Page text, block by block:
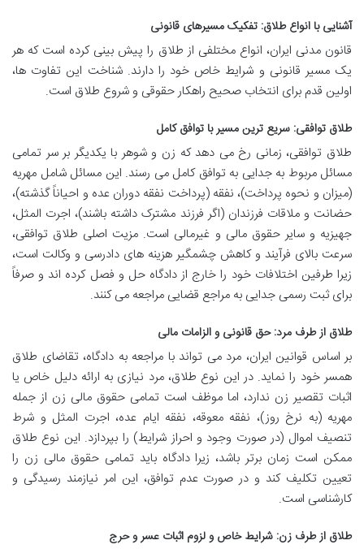
آشنایی با انواع طلاق: تفکیک مسیرهای قانونی
قانون مدنی ایران، انواع مختلفی از طلاق را پیش بینی کرده است که هر
یک مسیر قانونی و شرایط خاص خود را دارند. شناخت این تفاوت ها،
اولین قدم برای انتخاب صحیح راهکار حقوقی و شروع طلاق است.
طلاق توافقی: سریع ترین مسیر با توافق کامل
طلاق توافقی، زمانی رخ می دهد که زن و شوهر با یکدیگر بر سر تمامی
مسائل مربوط به جدایی به توافق کامل می رسند. این مسائل شامل مهریه
(میزان و نحوه پرداخت)، نفقه (پرداخت نفقه دوران عده و احیاناً گذشته)،
حضانت و ملاقات فرزندان (اگر فرزند مشترک داشته باشند)، اجرت المثل،
جهیزیه و سایر حقوق مالی و غیرمالی است. مزیت اصلی طلاق توافقی،
سرعت بالای فرآیند و کاهش چشمگیر هزینه های دادرسی و وکالت است،
زیرا طرفین اختلافات خود را خارج از دادگاه حل و فصل کرده اند و صرفاً
برای ثبت رسمی جدایی به مراجع قضایی مراجعه می کنند.
طلاق از طرف مرد: حق قانونی و الزامات مالی
بر اساس قوانین ایران، مرد می تواند با مراجعه به دادگاه، تقاضای طلاق
همسر خود را نماید. در این نوع طلاق، مرد نیازی به ارائه دلیل خاص یا
اثبات تقصیر زن ندارد، اما موظف است تمامی حقوق مالی زن از جمله
مهریه (به نرخ روز)، نفقه معوقه، نفقه ایام عده، اجرت المثل و شرط
تنصیف اموال (در صورت وجود و احراز شرایط) را بپردازد. این نوع طلاق
ممکن است زمان برتر باشد، زیرا دادگاه باید تمامی حقوق مالی زن را
تعیین تکلیف کند و در صورت عدم توافق، این امر نیازمند رسیدگی و
کارشناسی است.
طلاق از طرف زن: شرایط خاص و لزوم اثبات عسر و حرج